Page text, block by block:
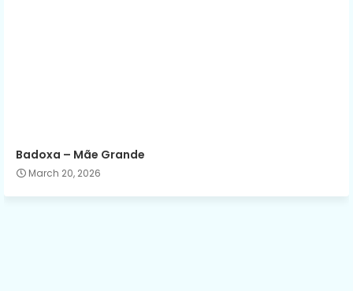
Badoxa – Mãe Grande
March 20, 2026